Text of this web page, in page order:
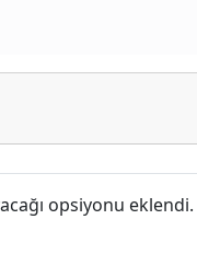
opsiyonu eklendi.